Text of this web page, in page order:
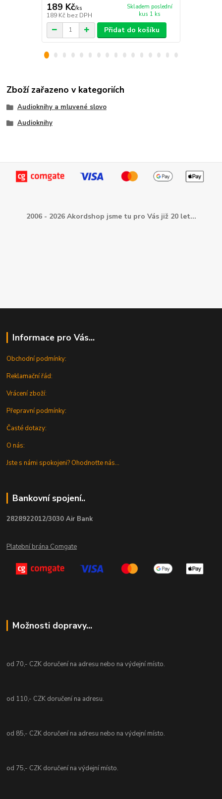
189 Kč/ks
189 Kč bez DPH
Skladem poslední
kus 1 ks
Přidat do košíku
Zboží zařazeno v kategoriích
Audioknihy a mluvené slovo
Audioknihy
2006 - 2026 Akordshop jsme tu pro Vás již 20 let...
Informace pro Vás...
Obchodní podmínky:
Reklamační řád:
Vrácení zboží:
Přepravní podmínky:
Časté dotazy:
O nás:
Jste s námi spokojeni? Ohodnoťte nás...
Bankovní spojení..
2828922012/3030 Air Bank
Platební brána Comgate
Možnosti dopravy...
od 70,- CZK doručení na adresu nebo na výdejní místo.
od 110,- CZK doručení na adresu.
od 85,- CZK doručení na adresu nebo na výdejní místo.
od 75,- CZK doručení na výdejní místo.